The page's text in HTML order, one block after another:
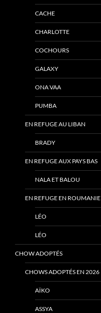
CACHE
CHARLOTTE
COCHOURS
GALAXY
ONA VAA
PUMBA
EN REFUGE AU LIBAN
BRADY
EN REFUGE AUX PAYS BAS
NALA ET BALOU
EN REFUGE EN ROUMANIE
LÉO
LÉO
CHOW ADOPTÉS
CHOWS ADOPTÉS EN 2026
AÏKO
ASSYA